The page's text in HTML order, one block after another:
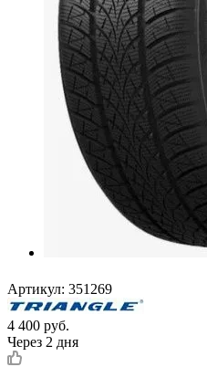
Артикул: 351269
4 400 руб.
Через 2 дня